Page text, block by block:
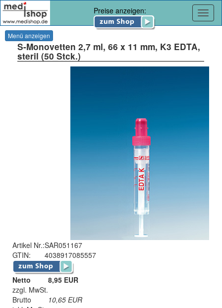
Preise anzeigen:
Menü anzeigen
S-Monovetten 2,7 ml, 66 x 11 mm, K3 EDTA,
steril (50 Stck.)
Artikel Nr.:SAR051167
GTIN:
4038917085557
Netto
8,95 EUR
zzgl. MwSt.
Brutto
10,65 EUR